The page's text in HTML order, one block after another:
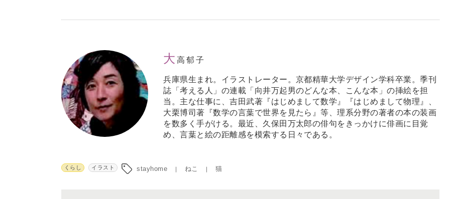
大高郁子
兵庫県生まれ。イラストレーター。京都精華大学デザイン学科卒業。季刊
誌「考える人」の連載「向井万起男のどんな本、こんな本」の挿絵を担
当。主な仕事に、吉田武著『はじめまして数学』『はじめまして物理』、
大栗博司著『数学の言葉で世界を見たら』等、理系分野の著者の本の装画
を数多く手がける。最近、久保田万太郎の俳句をきっかけに俳画に目覚
め、言葉と絵の距離感を模索する日々である。
くらし イラスト stayhome ねこ 猫